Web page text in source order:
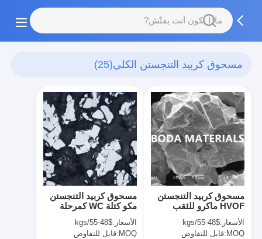
مسحوق كربيد التنجستن الكلي(25)
مسحوق كربيد التنجستن
مكو كتلة WC كمرحلة
صلبة من مسحوق
المصفوفة
الأسعار:$48-55/kgs
MOQ: قابل للتفاوض
مسحوق كربيد التنجستن
HVOF ماكرو للثقب
الصلب ولقم الثقب
الأسعار:$48-55/kgs
MOQ: قابل للتفاوض